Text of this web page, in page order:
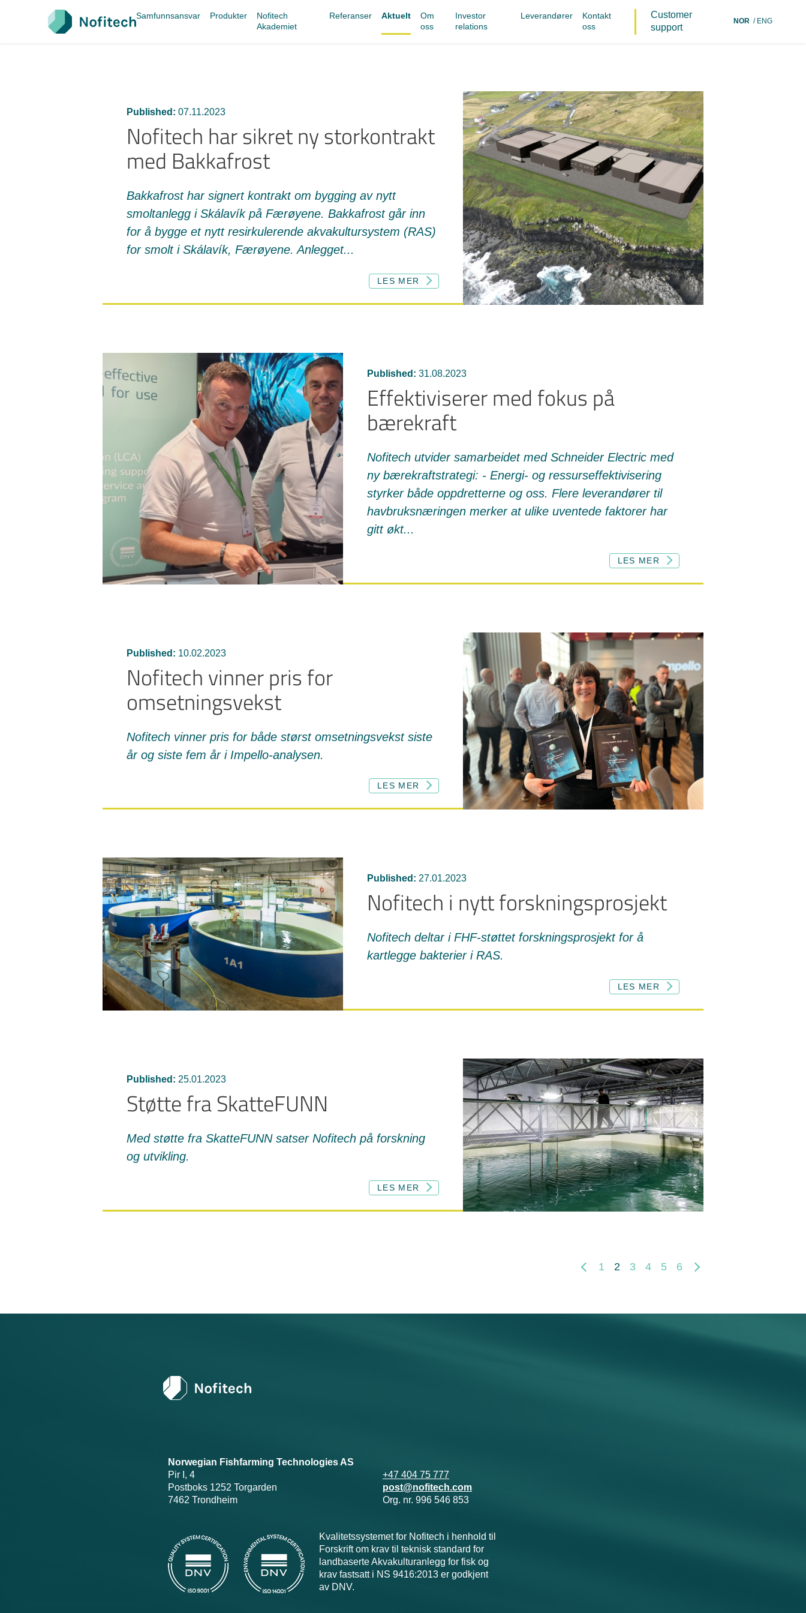
Samfunnsansvar Produkter
Nofitech
Akademiet
Referanser Aktuelt
Om
oss
Investor
relations
Leverandører
Kontakt
oss
Customer
support
NOR ENG
Published: 07.11.2023
Nofitech har sikret ny storkontrakt
med Bakkafrost
Bakkafrost har signert kontrakt om bygging av nytt
smoltanlegg i Skálavík på Færøyene. Bakkafrost går inn
for å bygge et nytt resirkulerende akvakultursystem (RAS)
for smolt i Skálavík, Færøyene. Anlegget...
LES MER
Published: 31.08.2023
Effektiviserer med fokus på
bærekraft
Nofitech utvider samarbeidet med Schneider Electric med
ny bærekraftstrategi: - Energi- og ressurseffektivisering
styrker både oppdretterne og oss. Flere leverandører til
havbruksnæringen merker at ulike uventede faktorer har
gitt økt...
LES MER
Published: 10.02.2023
Nofitech vinner pris for
omsetningsvekst
Nofitech vinner pris for både størst omsetningsvekst siste
år og siste fem år i Impello-analysen.
LES MER
Published: 27.01.2023
Nofitech i nytt forskningsprosjekt
Nofitech deltar i FHF-støttet forskningsprosjekt for å
kartlegge bakterier i RAS.
LES MER
Published: 25.01.2023
Støtte fra SkatteFUNN
Med støtte fra SkatteFUNN satser Nofitech på forskning
og utvikling.
LES MER
1 2 3 4 5 6
Norwegian Fishfarming Technologies AS
Pir I, 4
Postboks 1252 Torgarden
7462 Trondheim
+47 404 75 777
post@nofitech.com
Org. nr. 996 546 853
Kvalitetssystemet for Nofitech i henhold til
Forskrift om krav til teknisk standard for
landbaserte Akvakulturanlegg for fisk og
krav fastsatt i NS 9416:2013 er godkjent
av DNV.